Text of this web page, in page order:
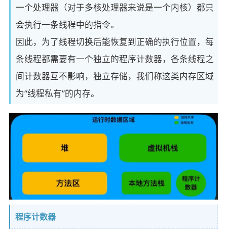
一个处理器（对于多核处理器来说是一个内核）都只
会执行一条线程中的指令。
因此，为了线程切换后能恢复到正确的执行位置，每
条线程都需要有一个独立的程序计数器，各条线程之
间计数器互不影响，独立存储，我们称这类内存区域
为“线程私有”的内存。
程序计数器